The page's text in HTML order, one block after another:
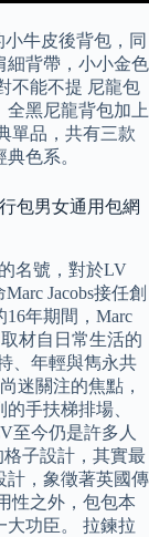
小牛皮後背包，同
細背帶，小小金色
不能不提 尼龍包
全黑尼龍背包加上
單品，共有三款
色系。
包男女通用包網
名號，對於LV
Jacobs接任創
年期間，Marc
材自日常生活的
、年輕與雋永共
迷關注的焦點，
手扶梯排場、
至今仍是許多人
子設計，其實最
計，象徵著英國傳
性之外，包包本
大功臣。 拉鍊拉